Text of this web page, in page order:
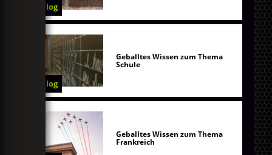
Blog
Blog
Geballtes Wissen zum Thema
Schule
Geballtes Wissen zum Thema
Frankreich